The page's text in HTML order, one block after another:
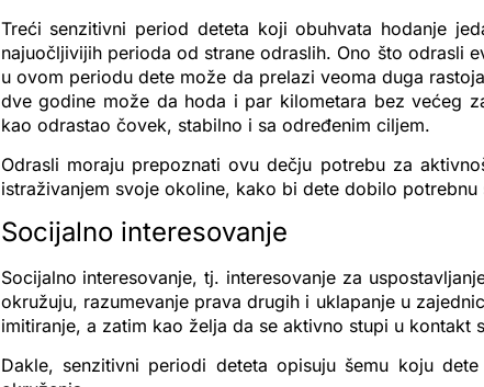
Treći senzitivni period deteta koji obuhvata hodanje
najuočljivijih perioda od strane odraslih. Ono što odrasli
u ovom periodu dete može da prelazi veoma duga
dve godine može da hoda i par kilometara bez većeg
kao odrastao čovek, stabilno i sa određenim ciljem.
Odrasli moraju prepoznati ovu dečju potrebu za
istraživanjem svoje okoline, kako bi dete dobilo potrebnu
Socijalno interesovanje
Socijalno interesovanje, tj. interesovanje za
okružuju, razumevanje prava drugih i uklapanje u
imitiranje, a zatim kao želja da se aktivno stupi u kontakt
Dakle, senzitivni periodi deteta opisuju šemu koju